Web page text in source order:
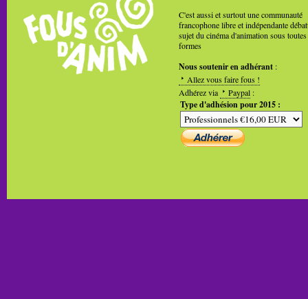
C'est aussi et surtout une communauté
francophone libre et indépendante
sujet du cinéma d'animation sous toutes
formes
Nous soutenir en adhérant :
Allez vous faire fous !
Adhérez via
Paypal :
Type d'adhésion pour 2015 :